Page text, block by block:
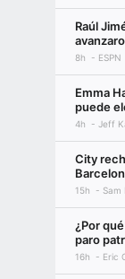
Raúl
8h ESPN
Emma
puede
4h Jeff
City
15h Sam
¿Por
paro
16h Eric